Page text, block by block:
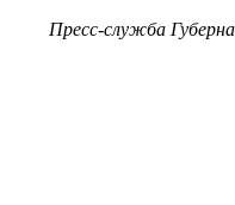
Пресс-служба